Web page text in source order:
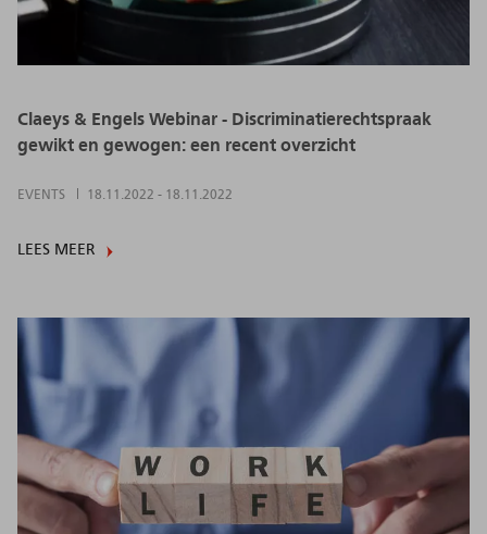
Claeys & Engels Webinar - Discriminatierechtspraak
gewikt en gewogen: een recent overzicht
EVENTS 18.11.2022 - 18.11.2022
LEES MEER